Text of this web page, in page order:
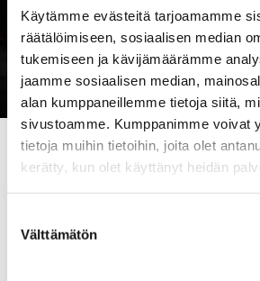
Käytämme evästeitä tarjoamamme
räätälöimiseen, sosiaalisen median
tukemiseen ja kävijämäärämme
jaamme sosiaalisen median,
alan kumppaneillemme tietoja siitä,
sivustoamme. Kumppanimme voivat
tietoja muihin tietoihin, joita olet
kerätty, kun olet käyttänyt heidän
valinta
Välttämätön
29.08.2025
The Butterfly effects
hands-on professional